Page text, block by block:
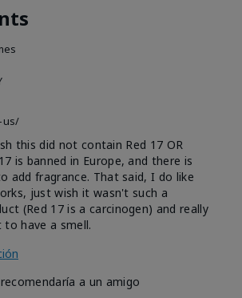
us/
this did not contain Red 17 OR
is banned in Europe, and there is
add fragrance. That said, I do like
just wish it wasn't such a
(Red 17 is a carcinogen) and really
have a smell.
recomendaría a un amigo